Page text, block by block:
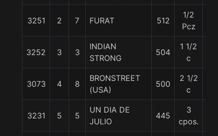
3251 2 7 FURAT 512
1/2
Pcz
3252 3 3
INDIAN
STRONG
504
1 1/2
c
3073 4 8
BRONSTREET
(USA)
500
2 1/2
c
3231 5 5
UN DIA DE
JULIO
445
3
cpos.